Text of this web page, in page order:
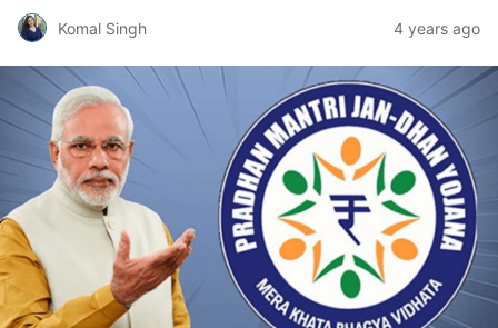
Komal Singh 4 years ago